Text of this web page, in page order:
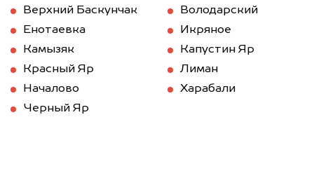
Верхний Баскунчак
Володарский
Енотаевка
Икряное
Камызяк
Капустин Яр
Красный Яр
Лиман
Началово
Харабали
Черный Яр